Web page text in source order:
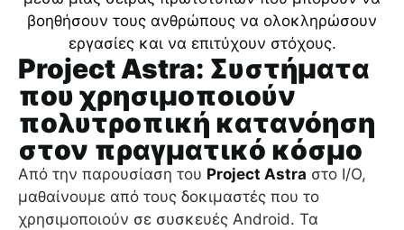
Project Astra: Συστήματα
που χρησιμοποιούν
πολυτροπική κατανόηση
στον πραγματικό κόσμο
Από την παρουσίαση του Project Astra στο I/O,
μαθαίνουμε από τους δοκιμαστές που το
χρησιμοποιούν σε συσκευές Android. Τα